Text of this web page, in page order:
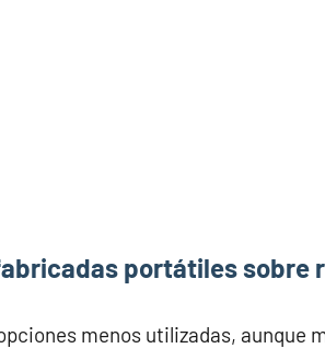
portátiles sobre
menos utilizadas, aunque